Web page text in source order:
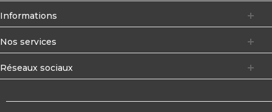
Informations
Nos services
Réseaux sociaux